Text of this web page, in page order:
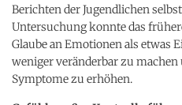
Berichten der Jugendlichen
Untersuchung konnte das
Glaube an Emotionen als etwas
weniger veränderbar zu
Symptome zu erhöhen.